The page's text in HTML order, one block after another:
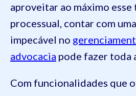
aproveitar ao máximo
processual, contar com
impecável no
advocacia pode fazer toda
Com funcionalidades que